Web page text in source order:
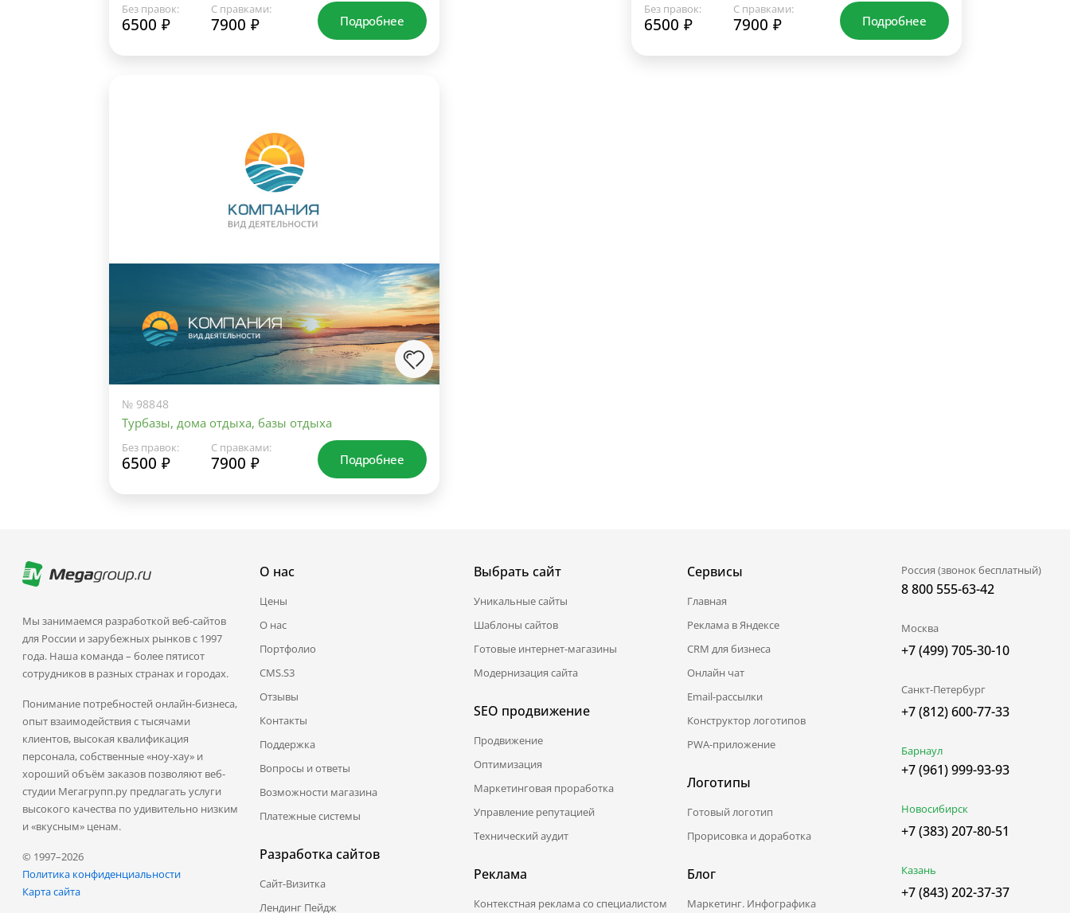
Без правок:
6500 ₽
С правками:
7900 ₽ Подробнее
Без правок:
6500 ₽
С правками:
7900 ₽ Подробнее
№ 98848
Турбазы, дома отдыха, базы отдыха
Без правок:
6500 ₽
С правками:
7900 ₽ Подробнее
Мы занимаемся разработкой веб-сайтов
для России и зарубежных рынков с 1997
года. Наша команда – более пятисот
сотрудников в разных странах и городах.
Понимание потребностей онлайн-бизнеса,
опыт взаимодействия с тысячами
клиентов, высокая квалификация
персонала, собственные «ноу-хау» и
хороший объём заказов позволяют веб-
студии Мегагрупп.ру предлагать услуги
высокого качества по удивительно низким
и «вкусным» ценам.
© 1997–2026
Политика конфиденциальности
Карта сайта
О нас
Цены
О нас
Портфолио
CMS.S3
Отзывы
Контакты
Поддержка
Вопросы и ответы
Возможности магазина
Платежные системы
Разработка сайтов
Сайт-Визитка
Лендинг Пейдж
Выбрать сайт
Уникальные сайты
Шаблоны сайтов
Готовые интернет-магазины
Модернизация сайта
SEO продвижение
Продвижение
Оптимизация
Маркетинговая проработка
Управление репутацией
Технический аудит
Реклама
Контекстная реклама со специалистом
Сервисы
Главная
Реклама в Яндексе
CRM для бизнеса
Онлайн чат
Email-рассылки
Конструктор логотипов
PWA-приложение
Логотипы
Готовый логотип
Прорисовка и доработка
Блог
Маркетинг. Инфографика
Россия (звонок бесплатный)
8 800 555-63-42
Москва
+7 (499) 705-30-10
Санкт-Петербург
+7 (812) 600-77-33
Барнаул
+7 (961) 999-93-93
Новосибирск
+7 (383) 207-80-51
Казань
+7 (843) 202-37-37